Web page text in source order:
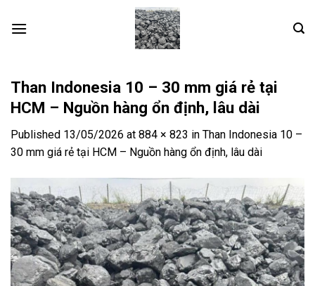
Than Indonesia 10 – 30 mm giá rẻ tại
HCM – Nguồn hàng ổn định, lâu dài
Published 13/05/2026 at 884 × 823 in Than Indonesia 10 –
30 mm giá rẻ tại HCM – Nguồn hàng ổn định, lâu dài